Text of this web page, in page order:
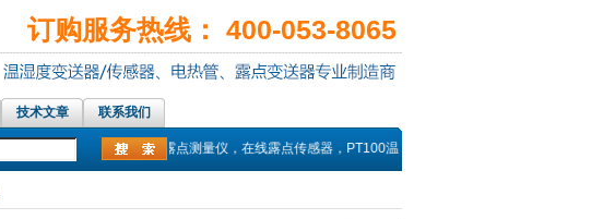
订购服务热线： 400-053-8065
技术文章 联系我们
测温仪，温湿度记录仪，露点测量仪，在线露点传感器，PT100温度传感器，热电偶探头，高温湿度